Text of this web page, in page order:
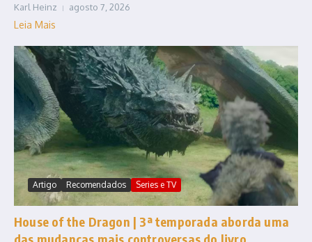
Karl Heinz agosto 7, 2026
Leia Mais
Artigo Recomendados Series e TV
House of the Dragon | 3ª temporada aborda uma